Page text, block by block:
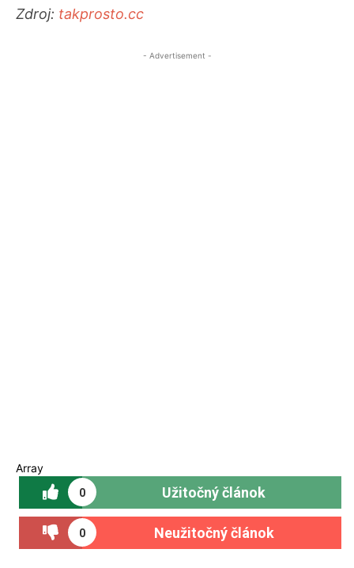
Zdroj: takprosto.cc
- Advertisement -
Array
0 Užitočný článok
0 Neužitočný článok